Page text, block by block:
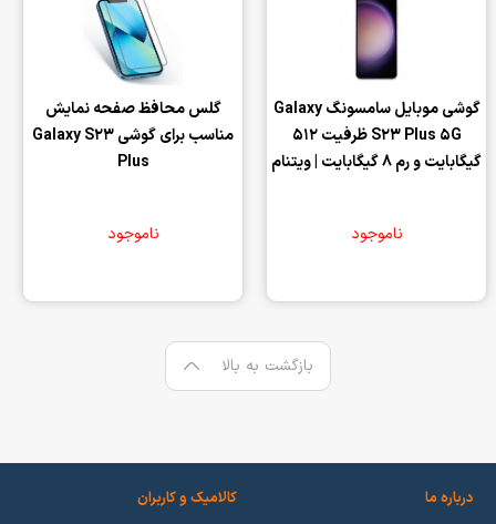
‌گوشی موبایل سامسونگ Galaxy
S23 Plus 5G ظرفیت 512
گیگابایت و رم 8 گیگابایت | ویتنام
ناموجود
گلس محافظ صفحه نمایش
مناسب برای گوشی Galaxy S23
Plus
ناموجود
بازگشت به بالا
درباره ما کالامیک و کاربران